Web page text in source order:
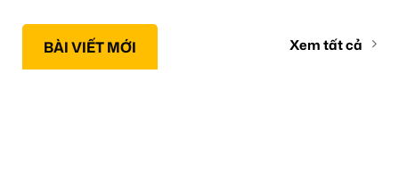
BÀI VIẾT MỚI Xem tất cả